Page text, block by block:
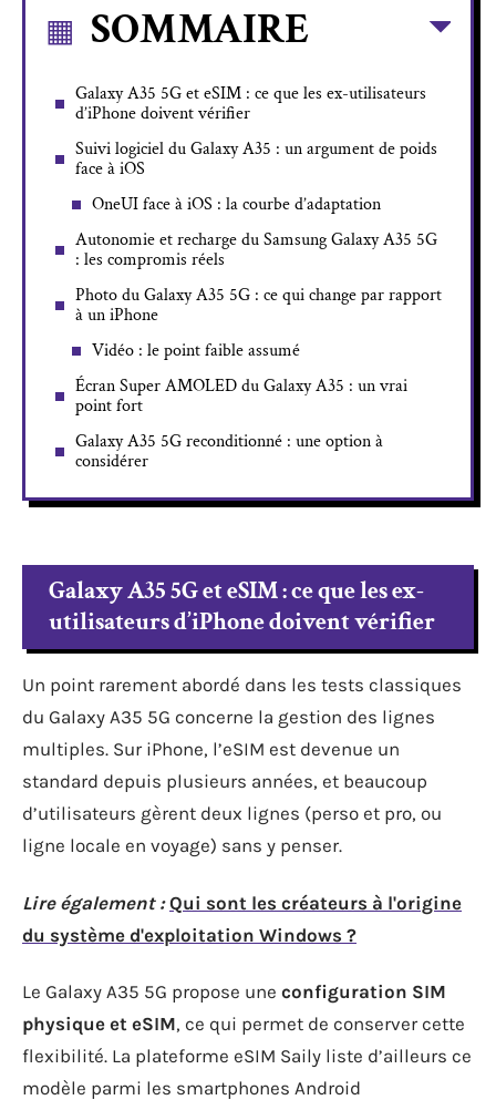
SOMMAIRE
Galaxy A35 5G et eSIM : ce que les ex-utilisateurs
d’iPhone doivent vérifier
Suivi logiciel du Galaxy A35 : un argument de poids
face à iOS
OneUI face à iOS : la courbe d’adaptation
Autonomie et recharge du Samsung Galaxy A35 5G
: les compromis réels
Photo du Galaxy A35 5G : ce qui change par rapport
à un iPhone
Vidéo : le point faible assumé
Écran Super AMOLED du Galaxy A35 : un vrai
point fort
Galaxy A35 5G reconditionné : une option à
considérer
Galaxy A35 5G et eSIM : ce que les ex-
utilisateurs d’iPhone doivent vérifier
Un point rarement abordé dans les tests classiques
du Galaxy A35 5G concerne la gestion des lignes
multiples. Sur iPhone, l’eSIM est devenue un
standard depuis plusieurs années, et beaucoup
d’utilisateurs gèrent deux lignes (perso et pro, ou
ligne locale en voyage) sans y penser.
Lire également : Qui sont les créateurs à l'origine
du système d'exploitation Windows ?
Le Galaxy A35 5G propose une configuration SIM
physique et eSIM, ce qui permet de conserver cette
flexibilité. La plateforme eSIM Saily liste d’ailleurs ce
modèle parmi les smartphones Android